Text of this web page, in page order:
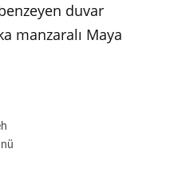
duvar
manzaralı Maya